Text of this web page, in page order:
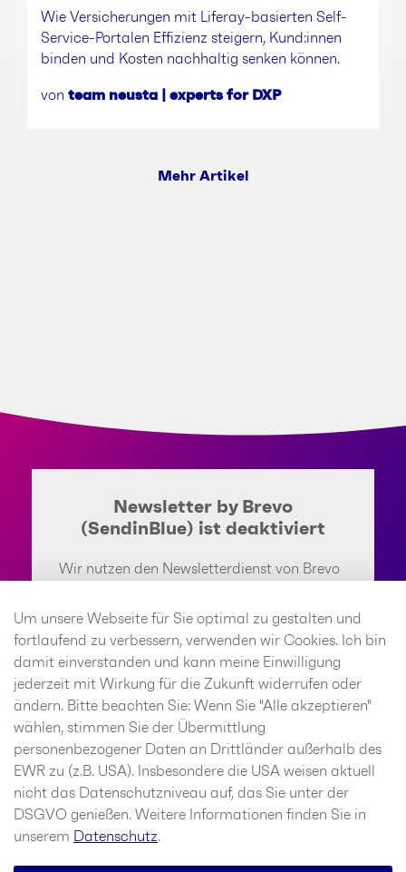
Wie Versicherungen mit Liferay-basierten Self-
Service-Portalen Effizienz steigern, Kund:innen
binden und Kosten nachhaltig senken können.
von team neusta | experts for DXP
Mehr Artikel
Newsletter by Brevo
(SendinBlue) ist deaktiviert
Wir nutzen den Newsletterdienst von Brevo
GmbH, Köpenicker Straße 126, 10179 Berlin.
Wenn Sie den Newsletterdienst aktivieren,
werden u. a. Ihre IP-Adresse und weitere
Informationen über Ihr Verhalten auf dieser
Website an SendinBlue weitergeleitet.
SendinBlue speichert hierzu unter
Umständen Cookies in Ihrem Browser oder
setzt vergleichbare
Wiedererkennungstechnologien ein. Weitere
Informationen finden Sie im Bereich
Datenschutz.
Um unsere Webseite für Sie optimal zu gestalten und
fortlaufend zu verbessern, verwenden wir Cookies. Ich bin
damit einverstanden und kann meine Einwilligung
jederzeit mit Wirkung für die Zukunft widerrufen oder
ändern. Bitte beachten Sie: Wenn Sie "Alle akzeptieren"
wählen, stimmen Sie der Übermittlung
personenbezogener Daten an Drittländer außerhalb des
EWR zu (z.B. USA). Insbesondere die USA weisen aktuell
nicht das Datenschutzniveau auf, das Sie unter der
DSGVO genießen. Weitere Informationen finden Sie in
unserem
Datenschutz.